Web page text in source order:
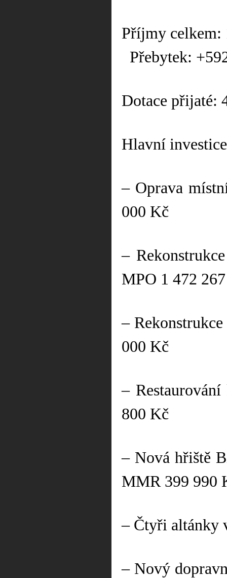
Příjmy celkem:
Přebytek:
Dotace přijaté:
Hlavní
– Oprava
000 Kč
–
MPO 1 472
–
000 Kč
–
800 Kč
– Nová hřiště
MMR 399 990
– Čtyři altánky
– Nový